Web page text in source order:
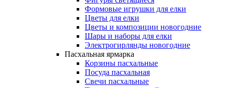
Формовые игрушки для елки
Цветы для елки
Цветы и композиции новогодние
Шары и наборы для елки
Электрогирлянды новогодние
Пасхальная ярмарка
Корзины пасхальные
Посуда пасхальная
Свечи пасхальные